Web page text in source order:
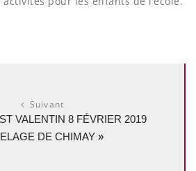
Suivant
VALENTIN 8 FÉVRIER 2019
DE CHIMAY»